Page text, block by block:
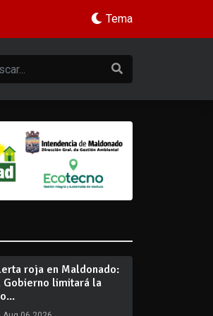
Tema
roja en Maldonado:
Gobierno limitará la